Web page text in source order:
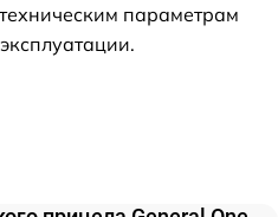
параметрам